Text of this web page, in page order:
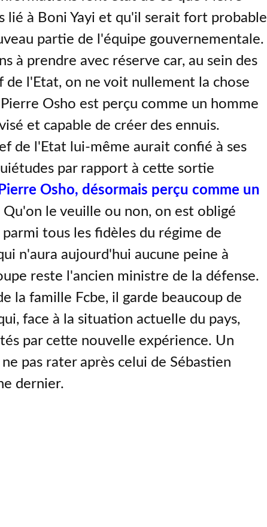
lié à Boni Yayi et qu'il serait fort probable
partie de l'équipe gouvernementale.
à prendre avec réserve car, au sein des
de l'Etat, on ne voit nullement la chose
Osho est perçu comme un homme
et capable de créer des ennuis.
de l'Etat lui-même aurait confié à ses
par rapport à cette sortie
Pierre Osho, désormais perçu comme un
Qu'on le veuille ou non, on est obligé
tous les fidèles du régime de
n'aura aujourd'hui aucune peine à
reste l'ancien ministre de la défense.
la famille Fcbe, il garde beaucoup de
face à la situation actuelle du pays,
par cette nouvelle expérience. Un
pas rater après celui de Sébastien
dernier.